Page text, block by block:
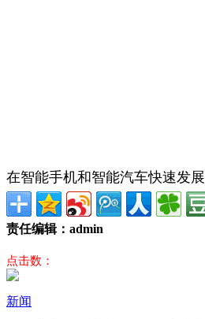
在智能手机和智能汽车快速发
责任编辑：admin
点击数：
新闻